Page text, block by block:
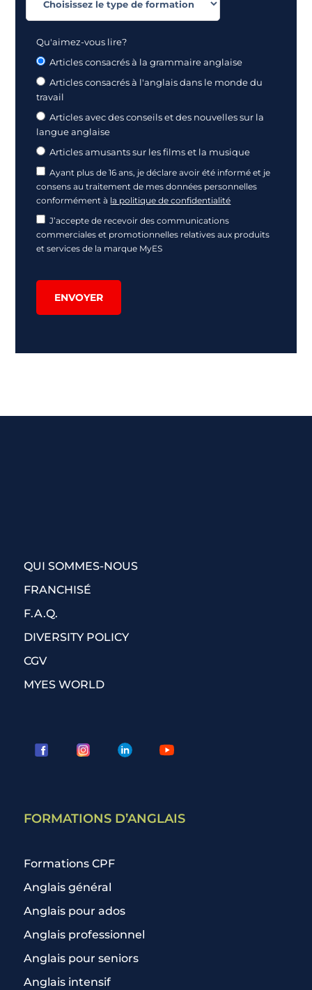
Qu'aimez-vous lire?
Articles consacrés à la grammaire anglaise
Articles consacrés à l'anglais dans le monde du
travail
Articles avec des conseils et des nouvelles sur la
langue anglaise
Articles amusants sur les films et la musique
Ayant plus de 16 ans, je déclare avoir été informé et je
consens au traitement de mes données personnelles
conformément à la politique de confidentialité
J’accepte de recevoir des communications
commerciales et promotionnelles relatives aux produits
et services de la marque MyES
ENVOYER
QUI SOMMES-NOUS
FRANCHISÉ
F.A.Q.
DIVERSITY POLICY
CGV
MYES WORLD
FORMATIONS D’ANGLAIS
Formations CPF
Anglais général
Anglais pour ados
Anglais professionnel
Anglais pour seniors
Anglais intensif